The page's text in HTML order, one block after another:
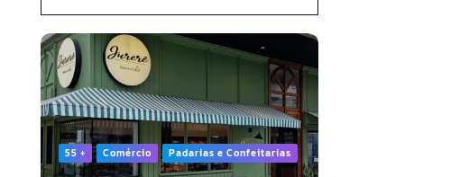
55 + Comércio Padarias e Confeitarias